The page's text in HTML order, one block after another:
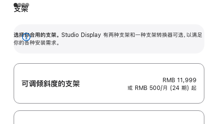
支架
选择你合用的支架。 Studio Display 有两种支架和一种支架转换器可选，以满足
你的各种安装需求。
展
可调倾斜度的支架
RMB 11,999
或 RMB 500/月 (24 期) 起